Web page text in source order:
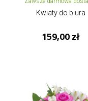
Kwiaty do biura
159,00 zł